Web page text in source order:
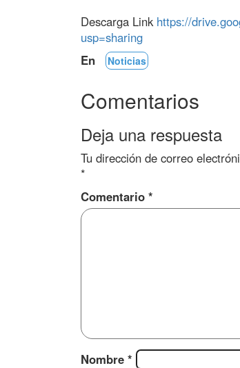
Descarga Link https://
usp=sharing
En
Noticias
Comentarios
Deja una respuesta
Tu dirección de correo
*
Comentario *
Nombre *